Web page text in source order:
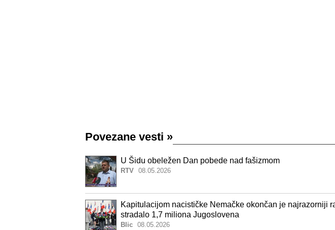
Povezane vesti »
U Šidu obeležen Dan pobede nad fašizmom
RTV 08.05.2026
Kapitulacijom nacističke Nemačke okončan je najrazorniji
stradalo 1,7 miliona Jugoslovena
Blic 08.05.2026